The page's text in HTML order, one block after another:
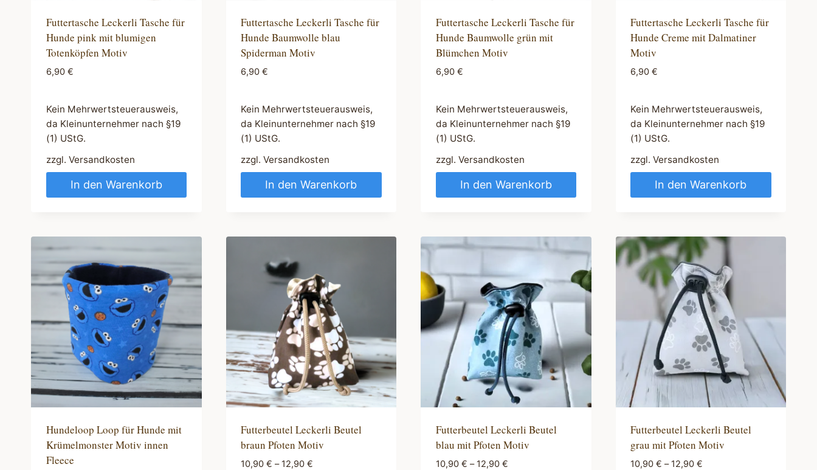
Futtertasche Leckerli Tasche für
Hunde pink mit blumigen
Totenköpfen Motiv
6,90 €
Kein Mehrwertsteuerausweis,
da Kleinunternehmer nach §19
(1) UStG.
zzgl. Versandkosten
In den Warenkorb
Futtertasche Leckerli Tasche für
Hunde Baumwolle blau
Spiderman Motiv
6,90 €
Kein Mehrwertsteuerausweis,
da Kleinunternehmer nach §19
(1) UStG.
zzgl. Versandkosten
In den Warenkorb
Futtertasche Leckerli Tasche für
Hunde Baumwolle grün mit
Blümchen Motiv
6,90 €
Kein Mehrwertsteuerausweis,
da Kleinunternehmer nach §19
(1) UStG.
zzgl. Versandkosten
In den Warenkorb
Futtertasche Leckerli Tasche für
Hunde Creme mit Dalmatiner
Motiv
6,90 €
Kein Mehrwertsteuerausweis,
da Kleinunternehmer nach §19
(1) UStG.
zzgl. Versandkosten
In den Warenkorb
Hundeloop Loop für Hunde mit
Krümelmonster Motiv innen
Fleece
Futterbeutel Leckerli Beutel
braun Pfoten Motiv
10,90 € –12,90 €
Futterbeutel Leckerli Beutel
blau mit Pfoten Motiv
10,90 € –12,90 €
Futterbeutel Leckerli Beutel
grau mit Pfoten Motiv
10,90 € –12,90 €